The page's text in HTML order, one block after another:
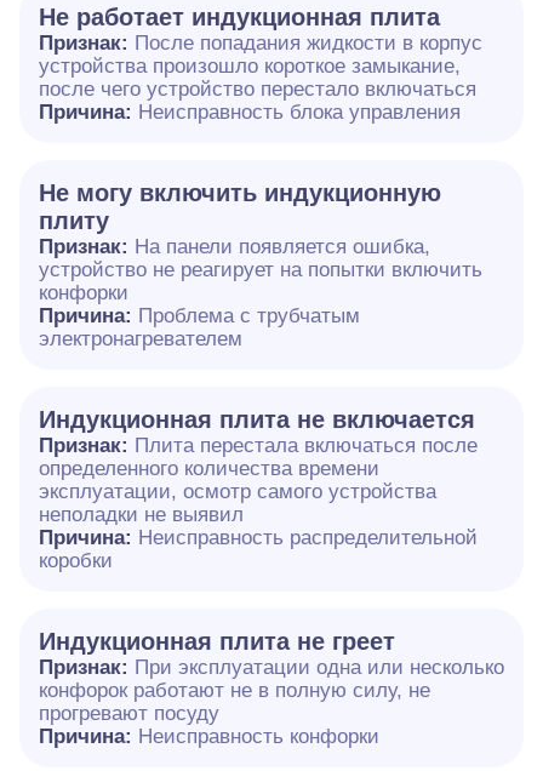
Не работает индукционная плита
Признак: После попадания жидкости в корпус
устройства произошло короткое замыкание,
после чего устройство перестало включаться
Причина: Неисправность блока управления
Не могу включить индукционную
плиту
Признак: На панели появляется ошибка,
устройство не реагирует на попытки включить
конфорки
Причина: Проблема с трубчатым
электронагревателем
Индукционная плита не включается
Признак: Плита перестала включаться после
определенного количества времени
эксплуатации, осмотр самого устройства
неполадки не выявил
Причина: Неисправность распределительной
коробки
Индукционная плита не греет
Признак: При эксплуатации одна или несколько
конфорок работают не в полную силу, не
прогревают посуду
Причина: Неисправность конфорки